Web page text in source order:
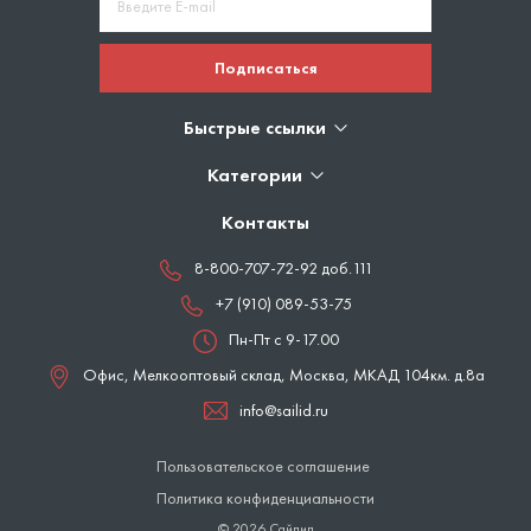
Подписаться
Быстрые ссылки
Категории
Контакты
8-800-707-72-92 доб.111
+7 (910) 089-53-75
Пн-Пт с 9-17.00
Офис, Мелкооптовый склад, Москва, МКАД 104км. д.8а
info@sailid.ru
Пользовательское соглашение
Политика конфиденциальности